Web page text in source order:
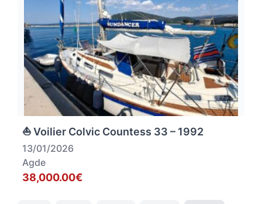
⛵ Voilier Colvic Countess 33 – 1992
13/01/2026
Agde
38,000.00€